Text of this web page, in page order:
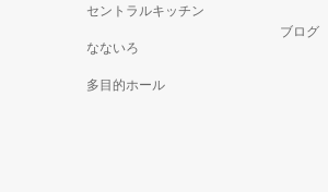
セントラルキッチン
なないろ
多目的ホール
ブログ